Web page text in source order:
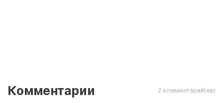
Комментарии 2 комментарий(ев)